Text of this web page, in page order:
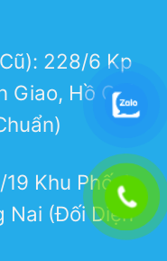
228/6 Kp
Giao, Hồ Chí
Khu Phố 4,
Nai (Đối Diện